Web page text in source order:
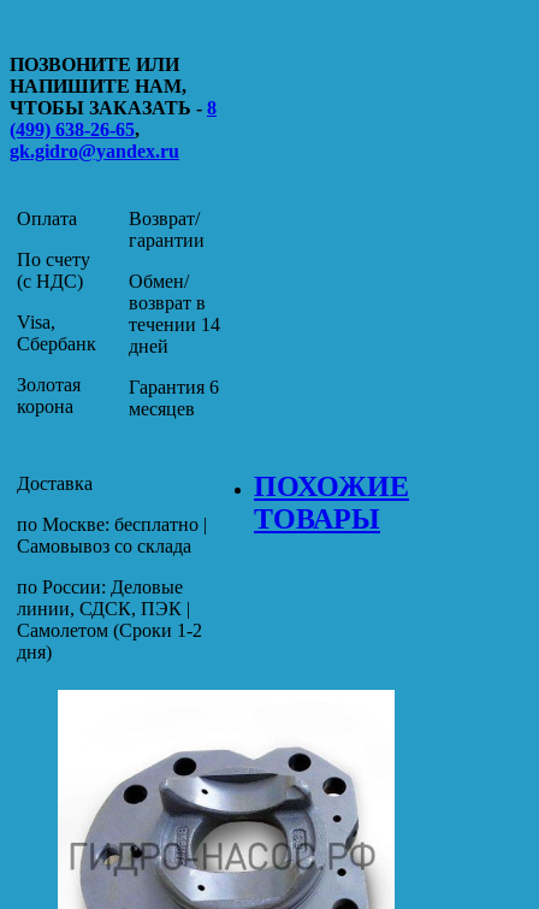
ПОЗВОНИТЕ ИЛИ
НАПИШИТЕ НАМ,
ЧТОБЫ ЗАКАЗАТЬ - 8
(499) 638-26-65,
gk.gidro@yandex.ru
Оплата
По счету
(с НДС)
Visa,
Сбербанк
Золотая
корона
Возврат/
гарантии
Обмен/
возврат в
течении 14
дней
Гарантия 6
месяцев
Доставка
по Москве: бесплатно |
Самовывоз со склада
по России: Деловые
линии, СДСК, ПЭК |
Самолетом (Сроки 1-2
дня)
ПОХОЖИЕ
ТОВАРЫ